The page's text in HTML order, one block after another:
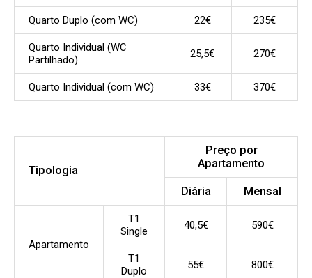
Quarto Duplo (com WC) 22€ 235€
Quarto Individual (WC
Partilhado)
25,5€ 270€
Quarto Individual (com WC) 33€ 370€
Tipologia
Preço por
Apartamento
Diária Mensal
Apartamento
T1
Single
40,5€ 590€
T1
Duplo
55€ 800€